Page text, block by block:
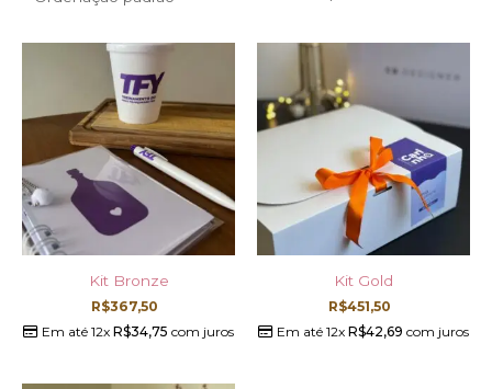
Kit Bronze
R$367,50
Em até 12xR$34,75 com juros
Kit Gold
R$451,50
Em até 12xR$42,69 com juros